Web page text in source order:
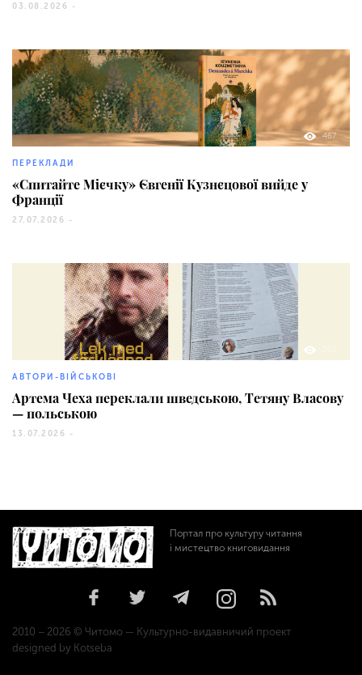
03.08.2026 -
467
ПЕРЕКЛАДИ
«Спитайте Мієчку» Євгенії Кузнєцової вийде у
Франції
27.07.2026 -
АВТОРИ-ВІЙСЬКОВІ
Артема Чеха переклали шведською, Тетяну Власову
— польською
13.07.2026 -
Портал про культуру читання
і мистецтво книговидання
2010 – 2026 © Читомо — Культурно-видавничий проект
designed by Kotseba